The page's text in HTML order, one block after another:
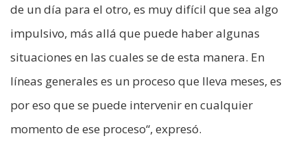
de un día para el otro, es muy difícil que sea algo
impulsivo, más allá que puede haber algunas
situaciones en las cuales se de esta manera. En
líneas generales es un proceso que lleva meses, es
por eso que se puede intervenir en cualquier
momento de ese proceso“, expresó.